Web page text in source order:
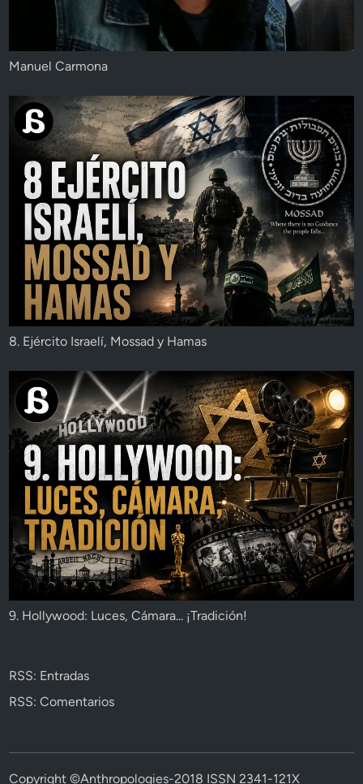
Manuel Carmona
8. Ejército Israelí, Mossad y Hamas
9. Hollywood: Luces, Cámara... ¡Tradición!
RSS: Entradas
RSS: Comentarios
Copyright ©Anthropologies-2018 ISSN 2341-121X